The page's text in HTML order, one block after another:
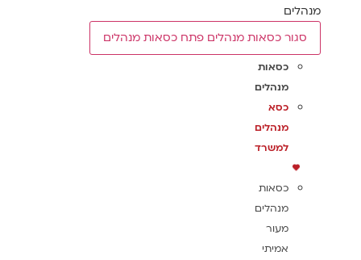
מנהלים
סגור כסאות מנהלים פתח כסאות מנהלים
כסאות
מנהלים
כסא
מנהלים
למשרד
כסאות
מנהלים
מעור
אמיתי